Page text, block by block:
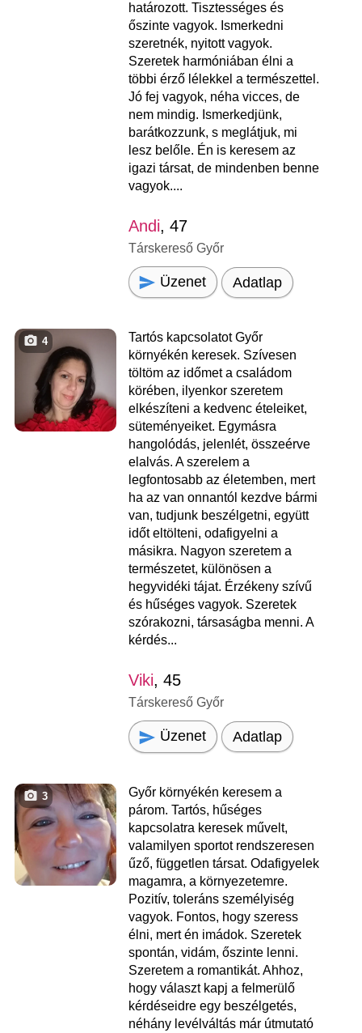
határozott. Tisztességes és
őszinte vagyok. Ismerkedni
szeretnék, nyitott vagyok.
Szeretek harmóniában élni a
többi érző lélekkel a természettel.
Jó fej vagyok, néha vicces, de
nem mindig. Ismerkedjünk,
barátkozzunk, s meglátjuk, mi
lesz belőle. Én is keresem az
igazi társat, de mindenben benne
vagyok....
Andi, 47
Társkereső Győr
Üzenet Adatlap
4
Tartós kapcsolatot Győr
környékén keresek. Szívesen
töltöm az időmet a családom
körében, ilyenkor szeretem
elkészíteni a kedvenc ételeiket,
süteményeiket. Egymásra
hangolódás, jelenlét, összeérve
elalvás. A szerelem a
legfontosabb az életemben, mert
ha az van onnantól kezdve bármi
van, tudjunk beszélgetni, együtt
időt eltölteni, odafigyelni a
másikra. Nagyon szeretem a
természetet, különösen a
hegyvidéki tájat. Érzékeny szívű
és hűséges vagyok. Szeretek
szórakozni, társaságba menni. A
kérdés...
Viki, 45
Társkereső Győr
Üzenet Adatlap
3
Győr környékén keresem a
párom. Tartós, hűséges
kapcsolatra keresek művelt,
valamilyen sportot rendszeresen
űző, független társat. Odafigyelek
magamra, a környezetemre.
Pozitív, toleráns személyiség
vagyok. Fontos, hogy szeress
élni, mert én imádok. Szeretek
spontán, vidám, őszinte lenni.
Szeretem a romantikát. Ahhoz,
hogy választ kapj a felmerülő
kérdéseidre egy beszélgetés,
néhány levélváltás már útmutató